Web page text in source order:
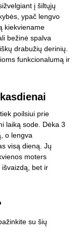
į šiltųjų
ypač lengvo
kiekviename
bežinė spalva
drabužių derinių.
funkcionalumą ir
poilsiui prie
laiką sode. Dėka 3
o lengva
visą dieną. Jų
moters
bet ir
su šių